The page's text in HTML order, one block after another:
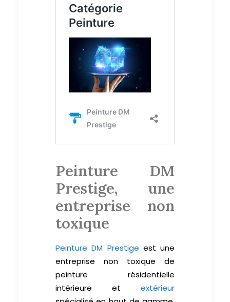
Peinture DM
Prestige, une
entreprise non
toxique
Peinture DM Prestige est une
entreprise non toxique de
peinture résidentielle
intérieure et extérieur